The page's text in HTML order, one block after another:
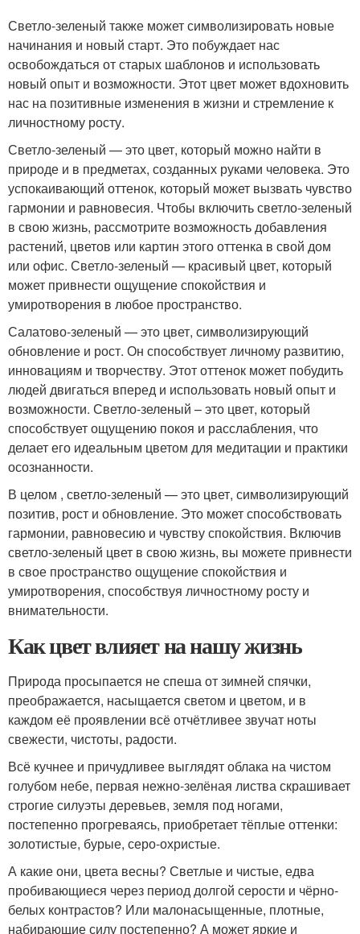
Светло-зеленый также может символизировать новые
начинания и новый старт. Это побуждает нас
освобождаться от старых шаблонов и использовать
новый опыт и возможности. Этот цвет может вдохновить
нас на позитивные изменения в жизни и стремление к
личностному росту.
Светло-зеленый — это цвет, который можно найти в
природе и в предметах, созданных руками человека. Это
успокаивающий оттенок, который может вызвать чувство
гармонии и равновесия. Чтобы включить светло-зеленый
в свою жизнь, рассмотрите возможность добавления
растений, цветов или картин этого оттенка в свой дом
или офис. Светло-зеленый — красивый цвет, который
может привнести ощущение спокойствия и
умиротворения в любое пространство.
Салатово-зеленый — это цвет, символизирующий
обновление и рост. Он способствует личному развитию,
инновациям и творчеству. Этот оттенок может побудить
людей двигаться вперед и использовать новый опыт и
возможности. Светло-зеленый – это цвет, который
способствует ощущению покоя и расслабления, что
делает его идеальным цветом для медитации и практики
осознанности.
В целом , светло-зеленый — это цвет, символизирующий
позитив, рост и обновление. Это может способствовать
гармонии, равновесию и чувству спокойствия. Включив
светло-зеленый цвет в свою жизнь, вы можете привнести
в свое пространство ощущение спокойствия и
умиротворения, способствуя личностному росту и
внимательности.
Как цвет влияет на нашу жизнь
Природа просыпается не спеша от зимней спячки,
преображается, насыщается светом и цветом, и в
каждом её проявлении всё отчётливее звучат ноты
свежести, чистоты, радости.
Всё кучнее и причудливее выглядят облака на чистом
голубом небе, первая нежно-зелёная листва скрашивает
строгие силуэты деревьев, земля под ногами,
постепенно прогреваясь, приобретает тёплые оттенки:
золотистые, бурые, серо-охристые.
А какие они, цвета весны? Светлые и чистые, едва
пробивающиеся через период долгой серости и чёрно-
белых контрастов? Или малонасыщенные, плотные,
набирающие силу постепенно? А может яркие и